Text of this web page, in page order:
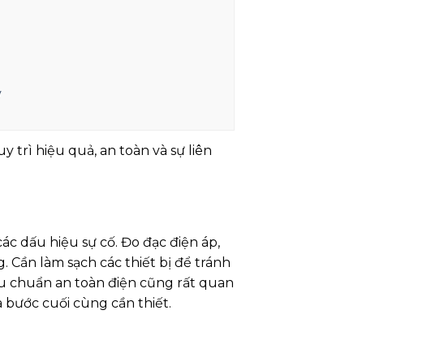
trì hiệu quả, an toàn và sự liên
dấu hiệu sự cố. Đo đạc điện áp,
làm sạch các thiết bị để tránh
chuẩn an toàn điện cũng rất quan
bước cuối cùng cần thiết.